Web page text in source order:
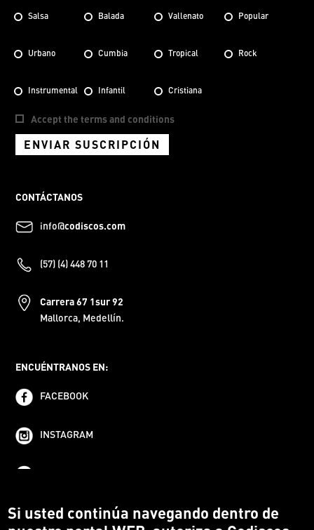
Salsa Balada Vallenato Popular
Urbano Cumbia Tropical Rock
Instrumental Infantil Cristiana
Accept the terms and conditions
ENVIAR SUSCRIPCIÓN
CONTÁCTANOS
info@codiscos.com
(57) (4) 448 70 11
Carrera 67 1sur 92
Mallorca, Medellín.
ENCUÉNTRANOS EN:
FACEBOOK
INSTAGRAM
Si usted continúa navegando dentro de